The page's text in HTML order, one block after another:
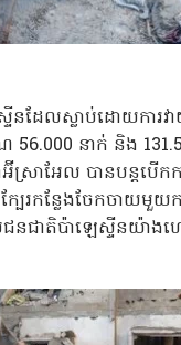
ស្ទីនដែលស្លាប់ដោយក
នាក់ និង
អ៊ីស្រាអែល បានបន្តប
កន្លែងចែកចាយមួយក
ជនជាតិប៉ាឡេស្ទីនយ៉